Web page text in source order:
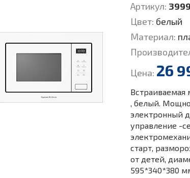
Артикул:
Цвет: белый
Материал:
Цена: 26
Встраиваемая
, белый.
электронный
управление -
старт,
от детей,
595*340*380